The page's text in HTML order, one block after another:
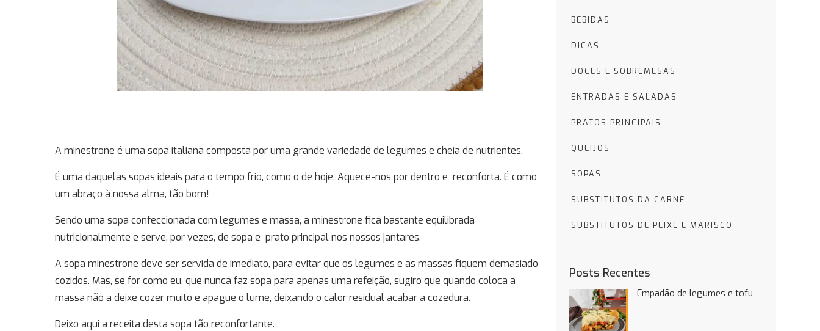
A minestrone é uma sopa italiana composta por uma grande variedade de legumes e cheia de nutrientes.
É uma daquelas sopas ideais para o tempo frio, como o de hoje. Aquece-nos por dentro e reconforta. É como
um abraço à nossa alma, tão bom!
Sendo uma sopa confeccionada com legumes e massa, a minestrone fica bastante equilibrada
nutricionalmente e serve, por vezes, de sopa e prato principal nos nossos jantares.
A sopa minestrone deve ser servida de imediato, para evitar que os legumes e as massas fiquem demasiado
cozidos. Mas, se for como eu, que nunca faz sopa para apenas uma refeição, sugiro que quando coloca a
massa não a deixe cozer muito e apague o lume, deixando o calor residual acabar a cozedura.
Deixo aqui a receita desta sopa tão reconfortante.
BEBIDAS
DICAS
DOCES E SOBREMESAS
ENTRADAS E SALADAS
PRATOS PRINCIPAIS
QUEIJOS
SOPAS
SUBSTITUTOS DA CARNE
SUBSTITUTOS DE PEIXE E MARISCO
Posts Recentes
Empadão de legumes e tofu